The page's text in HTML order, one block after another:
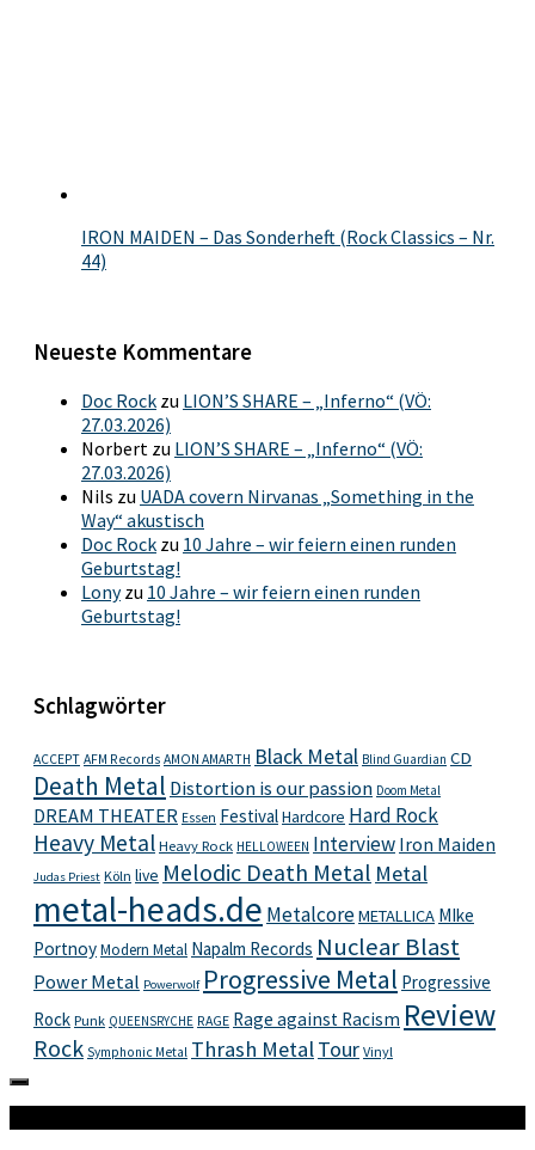
IRON MAIDEN – Das Sonderheft (Rock Classics – Nr.
44)
Neueste Kommentare
Doc Rock zu LION’S SHARE – „Inferno“ (VÖ:
27.03.2026)
Norbert zu LION’S SHARE – „Inferno“ (VÖ:
27.03.2026)
Nils zu UADA covern Nirvanas „Something in the
Way“ akustisch
Doc Rock zu 10 Jahre – wir feiern einen runden
Geburtstag!
Lonyzu 10 Jahre – wir feiern einen runden
Geburtstag!
Schlagwörter
ACCEPT AFM Records AMON AMARTH Black Metal Blind Guardian CD
Death Metal Distortion is our passion Doom Metal
DREAM THEATER Essen FestivalHardcore Hard Rock
Heavy Metal Heavy Rock HELLOWEEN Interview Iron Maiden
Judas Priest Köln live Melodic Death Metal Metal
metal-heads.de MetalcoreMETALLICA MIke
PortnoyModern Metal Napalm Records Nuclear Blast
Power Metal Powerwolf Progressive Metal Progressive
Rock Punk QUEENSRYCHE RAGE Rage against Racism Review
Rock Symphonic Metal Thrash MetalTour Vinyl